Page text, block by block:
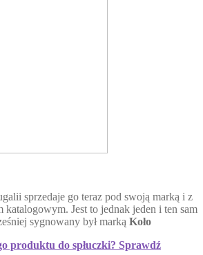
sprzedaje go teraz pod swoją marką i z
katalogowym. Jest to jednak jeden i ten sam
sygnowany był marką Koło
produktu do spłuczki? Sprawdź